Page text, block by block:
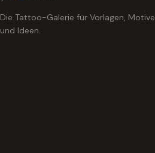
Die Tattoo-Galerie für Vorlagen, Motive
und Ideen.